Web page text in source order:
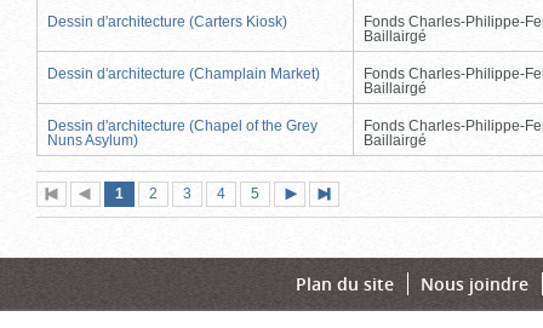
Dessin d'architecture (Carters Kiosk)
Fonds Charles-Philippe-
Baillairgé
Dessin d'architecture (Champlain Market)
Fonds Charles-Philippe-
Baillairgé
Dessin d'architecture (Chapel of the Grey
Nuns Asylum)
Fonds Charles-Philippe-
Baillairgé
Première
page
Page
précédente
Page
1 (page
actuelle)
Page
2 Page
3 Page
4 Page
5
suivante
page
Plan du site Nous joindre